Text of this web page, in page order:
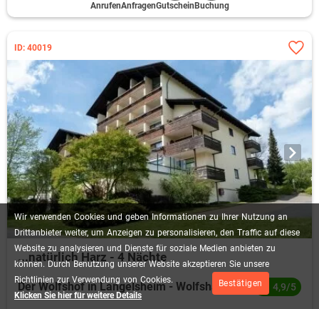
Wir verwenden Cookies und geben Informationen zu Ihrer Nutzung an
Drittanbieter weiter, um Anzeigen zu personalisieren, den Traffic auf diese
Website zu analysieren und Dienste für soziale Medien anbieten zu
können. Durch Benutzung unserer Website akzeptieren Sie unsere
Richtlinien zur Verwendung von Cookies.
Klicken Sie hier für weitere Details
Bestätigen
AnrufenAnfragenGutschein Buchung
ID: 40019
...natürlich Harz - 4 Nächte
Der Wolfshof in Langelsheim - Wolfshagen 4,9/5